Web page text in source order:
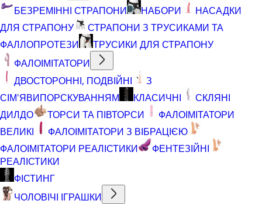
БЕЗРЕМІННІ СТРАПОНИ
НАБОРИ
НАСАДКИ
ДЛЯ СТРАПОНУ
СТРАПОНИ З ТРУСИКАМИ ТА
ФАЛЛОПРОТЕЗИ
ТРУСИКИ ДЛЯ СТРАПОНУ
ФАЛОІМІТАТОРИ
ДВОСТОРОННІ, ПОДВІЙНІ
З
СІМ'ЯВИПОРСКУВАННЯМ
КЛАСИЧНІ
СКЛЯНІ
ДИЛДО
ТОРСИ ТА ПІВТОРСИ
ФАЛОІМІТАТОРИ
ВЕЛИКІ
ФАЛОІМІТАТОРИ З ВІБРАЦІЄЮ
ФАЛОІМІТАТОРИ РЕАЛІСТИКИ
ФЕНТЕЗІЙНІ
РЕАЛІСТИКИ
ФІСТИНГ
ЧОЛОВІЧІ ІГРАШКИ